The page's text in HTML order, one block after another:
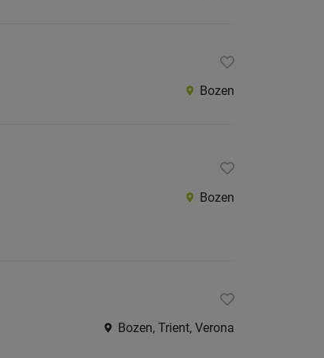
Bozen
Bozen
Bozen, Trient, Verona